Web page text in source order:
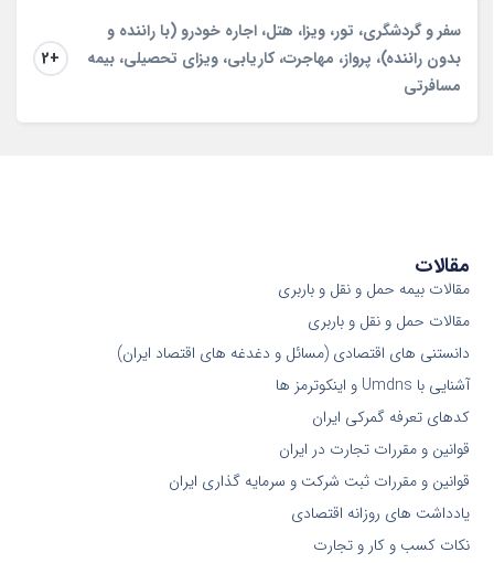
سفر و گردشگری، تور، ویزا، هتل، اجاره خودرو (با راننده و
بدون راننده)، پرواز، مهاجرت، کاریابی، ویزای تحصیلی، بیمه
مسافرتی
+2
مقالات
مقالات بیمه حمل و نقل و باربری
مقالات حمل و نقل و باربری
دانستنی های اقتصادی (مسائل و دغدغه های اقتصاد ایران)
آشنایی با Umdns و اینکوترمز ها
کدهای تعرفه گمرکی ایران
قوانین و مقررات تجارت در ایران
قوانین و مقررات ثبت شرکت و سرمایه گذاری ایران
یادداشت های روزانه اقتصادی
نکات کسب و کار و تجارت